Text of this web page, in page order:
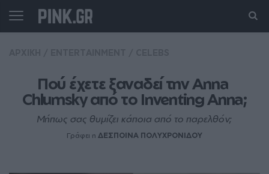
Πού έχετε ξαναδεί την Anna
Chlumsky από το Inventing Anna;
Μήπως σας θυμίζει κάποια από το παρελθόν;
Γράφει η ΔΕΣΠΟΙΝΑ ΠΟΛΥΧΡΟΝΙΔΟΥ